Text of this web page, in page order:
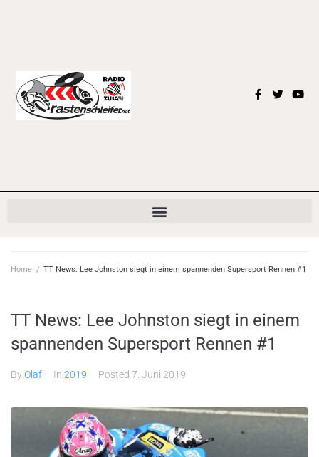
Home / TT News: Lee Johnston siegt in einem spannenden Supersport Rennen #1
TT News: Lee Johnston siegt in einem
spannenden Supersport Rennen #1
ByOlaf In 2019 Posted 7. Juni 2019